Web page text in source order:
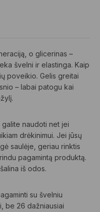
o glicerinas –
švelni ir elastinga. Kaip
poveikio. Gelis greitai
– labai patogu kai
naudoti net jei
drėkinimui. Jei jūsų
saulėje, geriau rinktis
pagamintą produktą.
iš odos.
su švelniu
be 26 dažniausiai